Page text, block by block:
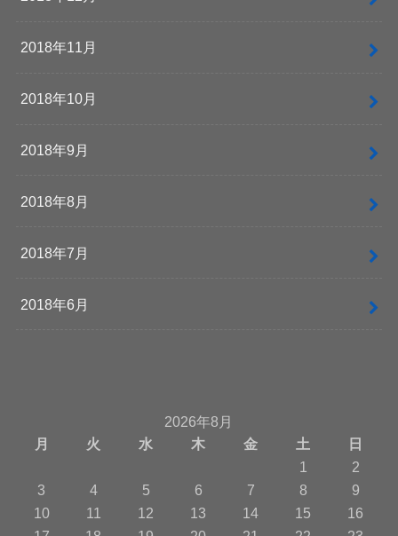
2018年11月
2018年10月
2018年9月
2018年8月
2018年7月
2018年6月
2026年8月
月
火 水 木 金 土
日
1
2
3
4 5 6 7 8
9
10
11 12 13 14 15
16